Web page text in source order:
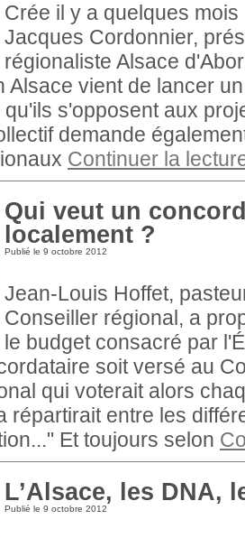
Crée il y a quelques mois
Jacques Cordonnier,
régionaliste Alsace
Alsace vient de lancer
s'opposent aux
demande
Continuer la
Qui veut un
localement ?
Publié le 9 octobre 2012
Jean-Louis Hoffet,
Conseiller régional, a
le budget consacré par
soit versé au
qui voterait alors
répartirait entre les
Et toujours selon
L’Alsace, les DNA,
Publié le 9 octobre 2012